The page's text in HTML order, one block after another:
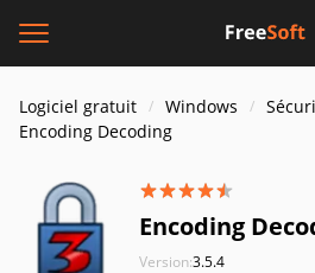
Logiciel gratuit Windows
Encoding Decoding
Encoding
Version:3.5.4